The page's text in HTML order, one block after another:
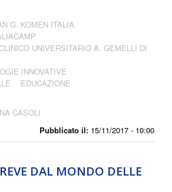
Pubblicato il: 15/11/2017 - 10:00
G. KOMEN ITALIA
UNIVERSITARIO A. GEMELLI DI
INNOVATIVE
EDUCAZIONE
CASOLI
DAL MONDO DELLE